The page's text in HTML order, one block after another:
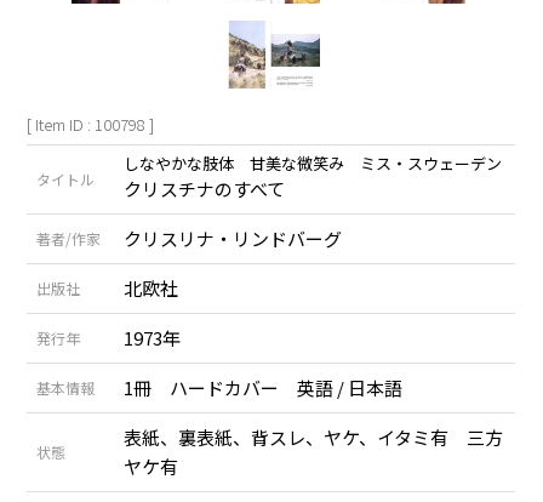
[ Item ID : 100798 ]
タイトル
しなやかな肢体 甘美な微笑み ミス・スウェーデン
クリスチナのすべて
著者/作家 クリスリナ・リンドバーグ
出版社 北欧社
発行年 1973年
基本情報 1冊 ハードカバー 英語 / 日本語
状態
表紙、裏表紙、背スレ、ヤケ、イタミ有 三方
ヤケ有